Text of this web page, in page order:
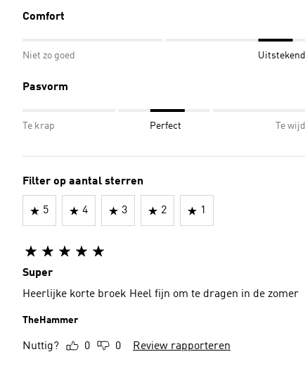
Comfort
Niet zo goed Uitstekend
Pasvorm
Te krap Perfect Te wijd
Filter op aantal sterren
5 4 3 2 1
Super
Heerlijke korte broek Heel fijn om te dragen in de zomer
TheHammer
Nuttig? 0 0 Review rapporteren